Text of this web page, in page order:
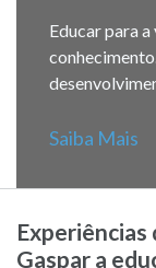
Educar para
Saiba Mais
Gaspar a